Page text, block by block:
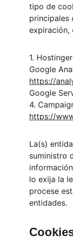
tipo de
principales
expiración,
1. Hostinger
Google
https://
Google
4.
https://
La(s)
suministro
lo exija la
procese
entidades.